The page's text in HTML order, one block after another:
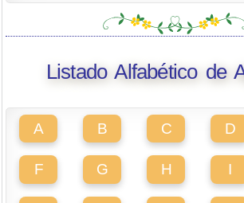
Listado Alfabético de
A B C D
F G H I